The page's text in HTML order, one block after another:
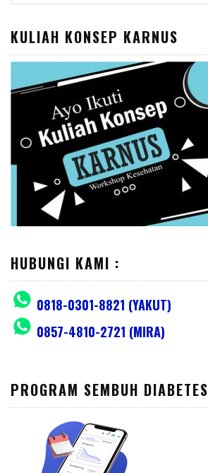
for:
KULIAH KONSEP KARNUS
HUBUNGI KAMI :
0818-0301-8821 (YAKUT)
0857-4810-2721 (MIRA)
PROGRAM SEMBUH DIABETES